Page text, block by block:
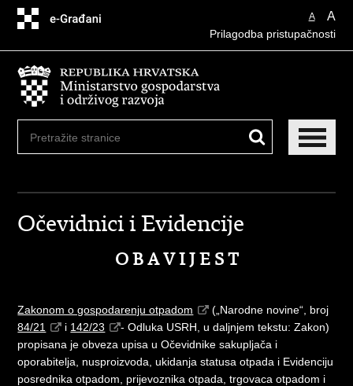
sadržaj
A A
Prilagodba pristupačnosti
Očevidnici i Evidencije
O B A V I J E S T
Zakonom o gospodarenju otpadom
(„Narodne novine“, broj
84/21
i 142/23
- Odluka USRH, u daljnjem tekstu: Zakon)
propisana je obveza upisa u Očevidnike sakupljača i
oporabitelja, nusproizvoda, ukidanja statusa otpada i Evidenciju
posrednika otpadom, prijevoznika otpada, trgovaca otpadom i